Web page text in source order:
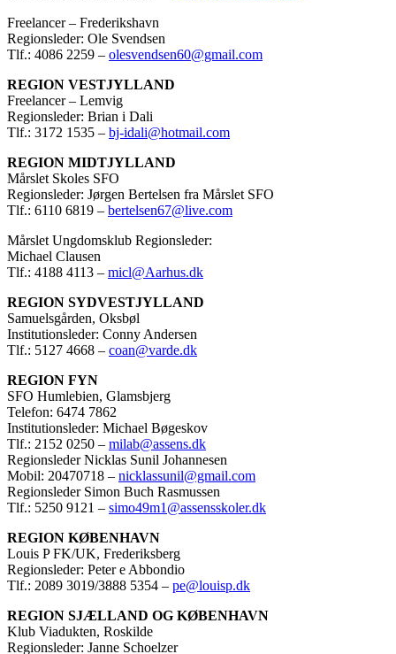
Freelancer – Frederikshavn
Regionsleder: Ole Svendsen
Tlf.: 4086 2259 – olesvendsen60@gmail.com
REGION VESTJYLLAND
Freelancer – Lemvig
Regionsleder: Brian i Dali
Tlf.: 3172 1535 – bj-idali@hotmail.com
REGION MIDTJYLLAND
Mårslet Skoles SFO
Regionsleder: Jørgen Bertelsen fra Mårslet SFO
Tlf.: 6110 6819 – bertelsen67@live.com
Mårslet Ungdomsklub Regionsleder:
Michael Clausen
Tlf.: 4188 4113 – micl@Aarhus.dk
REGION SYDVESTJYLLAND
Samuelsgården, Oksbøl
Institutionsleder: Conny Andersen
Tlf.: 5127 4668 – coan@varde.dk
REGION FYN
SFO Humlebien, Glamsbjerg
Telefon: 6474 7862
Institutionsleder: Michael Bøgeskov
Tlf.: 2152 0250 – milab@assens.dk
Regionsleder Nicklas Sunil Johannesen
Mobil: 20470718 – nicklassunil@gmail.com
Regionsleder Simon Buch Rasmussen
Tlf.: 5250 9121 – simo49m1@assensskoler.dk
REGION KØBENHAVN
Louis P FK/UK, Frederiksberg
Regionsleder: Peter e Abbondio
Tlf.: 2089 3019/3888 5354 – pe@louisp.dk
REGION SJÆLLAND OG KØBENHAVN
Klub Viadukten, Roskilde
Regionsleder: Janne Schoelzer